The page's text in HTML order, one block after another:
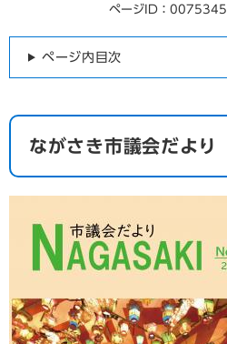
ページID：0075345
ページ内目次
ながさき市議会だより